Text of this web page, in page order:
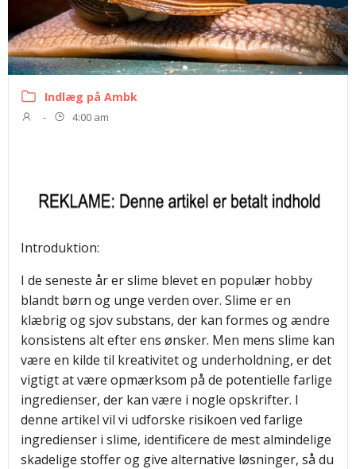
Indlæg på Ambk
- 4:00 am
Introduktion:
I de seneste år er slime blevet en populær hobby
blandt børn og unge verden over. Slime er en
klæbrig og sjov substans, der kan formes og ændre
konsistens alt efter ens ønsker. Men mens slime kan
være en kilde til kreativitet og underholdning, er det
vigtigt at være opmærksom på de potentielle farlige
ingredienser, der kan være i nogle opskrifter. I
denne artikel vil vi udforske risikoen ved farlige
ingredienser i slime, identificere de mest almindelige
skadelige stoffer og give alternative løsninger, så du